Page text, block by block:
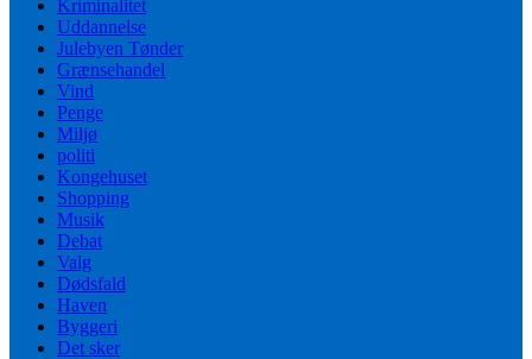
Kriminalitet
Uddannelse
Julebyen Tønder
Grænsehandel
Vind
Penge
Miljø
politi
Kongehuset
Shopping
Musik
Debat
Valg
Dødsfald
Haven
Byggeri
Det sker